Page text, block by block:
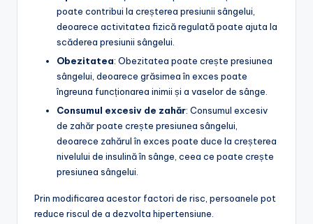
poate contribui la creșterea presiunii sângelui,
deoarece activitatea fizică regulată poate ajuta la
scăderea presiunii sângelui.
Obezitatea: Obezitatea poate crește presiunea
sângelui, deoarece grăsimea în exces poate
îngreuna funcționarea inimii și a vaselor de sânge.
Consumul excesiv de zahăr: Consumul excesiv
de zahăr poate crește presiunea sângelui,
deoarece zahărul în exces poate duce la creșterea
nivelului de insulină în sânge, ceea ce poate crește
presiunea sângelui.
Prin modificarea acestor factori de risc, persoanele pot
reduce riscul de a dezvolta hipertensiune.